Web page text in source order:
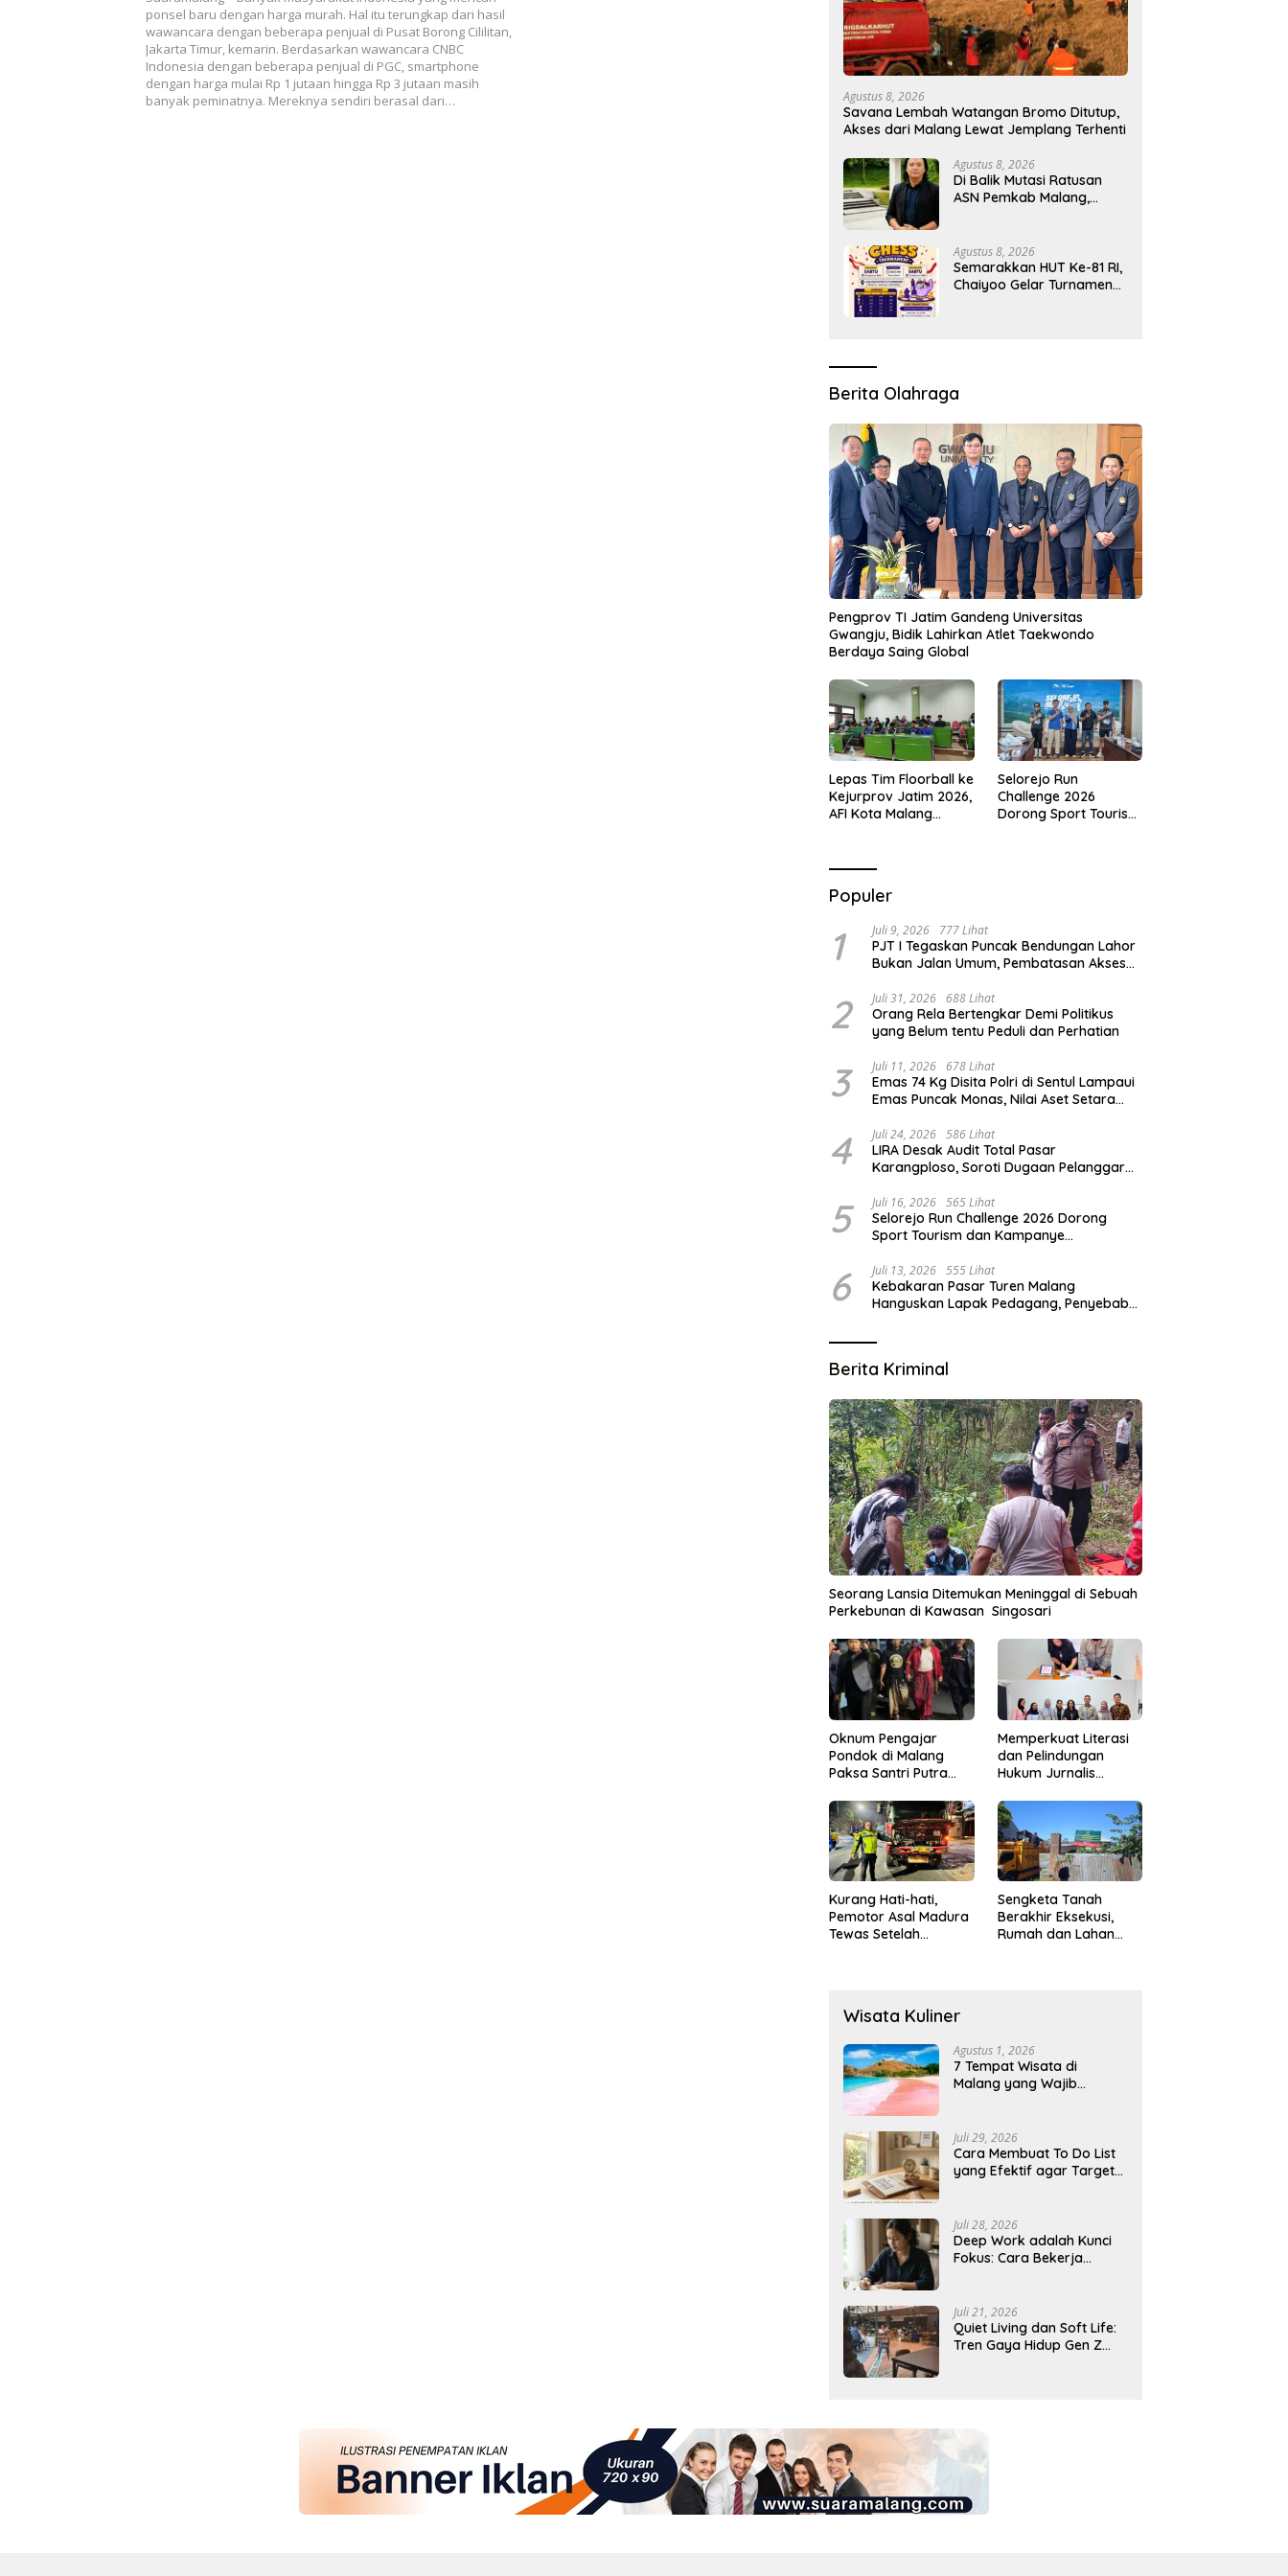
ponsel baru dengan harga murah. Hal itu terungkap dari hasil
wawancara dengan beberapa penjual di Pusat Borong Cililitan,
Jakarta Timur, kemarin. Berdasarkan wawancara CNBC
Indonesia dengan beberapa penjual di PGC, smartphone
dengan harga mulai Rp 1 jutaan hingga Rp 3 jutaan masih
banyak peminatnya. Mereknya sendiri berasal dari…
Agustus 8, 2026
Savana Lembah Watangan Bromo Ditutup,
Akses dari Malang Lewat Jemplang Terhenti
Agustus 8, 2026
Di Balik Mutasi Ratusan
ASN Pemkab Malang,
Agustus 8, 2026
Semarakkan HUT Ke-81 RI,
Chaiyoo Gelar Turnamen
Berita Olahraga
Pengprov TI Jatim Gandeng Universitas
Gwangju, Bidik Lahirkan Atlet Taekwondo
Berdaya Saing Global
Lepas Tim Floorball ke
Kejurprov Jatim 2026,
AFI Kota Malang
Selorejo Run
Challenge 2026
Dorong Sport Tourism
Populer
1 Juli 9, 2026 777 Lihat
PJT I Tegaskan Puncak Bendungan Lahor
Bukan Jalan Umum, Pembatasan Akses
2 Juli 31, 2026 688 Lihat
Orang Rela Bertengkar Demi Politikus
yang Belum tentu Peduli dan Perhatian
3 Juli 11, 2026 678 Lihat
Emas 74 Kg Disita Polri di Sentul Lampaui
Emas Puncak Monas, Nilai Aset Setara
4 Juli 24, 2026 586 Lihat
LIRA Desak Audit Total Pasar
Karangploso, Soroti Dugaan Pelanggaran
5 Juli 16, 2026 565 Lihat
Selorejo Run Challenge 2026 Dorong
Sport Tourism dan Kampanye
6 Juli 13, 2026 555 Lihat
Kebakaran Pasar Turen Malang
Hanguskan Lapak Pedagang, Penyebab
Berita Kriminal
Seorang Lansia Ditemukan Meninggal di Sebuah
Perkebunan di Kawasan Singosari
Oknum Pengajar
Pondok di Malang
Paksa Santri Putra
Memperkuat Literasi
dan Pelindungan
Hukum Jurnalis
Hukumonline
Menyediakan Layanan
AI Gratis
Kurang Hati-hati,
Pemotor Asal Madura
Tewas Setelah
Sengketa Tanah
Berakhir Eksekusi,
Rumah dan Lahan
Wisata Kuliner
Agustus 1, 2026
7 Tempat Wisata di
Malang yang Wajib
Juli 29, 2026
Cara Membuat To Do List
yang Efektif agar Target
Juli 28, 2026
Deep Work adalah Kunci
Fokus: Cara Bekerja
Juli 21, 2026
Quiet Living dan Soft Life:
Tren Gaya Hidup Gen Z